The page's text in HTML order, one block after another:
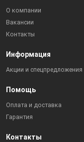
О компании
Вакансии
Контакты
Информация
Акции и спецпредложения
Помощь
Оплата и доставка
Гарантия
Контакты